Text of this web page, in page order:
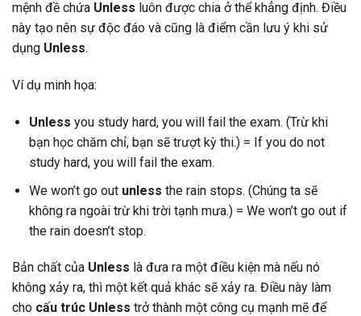
mệnh đề chứa Unless luôn được chia ở thể khẳng định. Điều
này tạo nên sự độc đáo và cũng là điểm cần lưu ý khi sử
dụng Unless.
Ví dụ minh họa:
Unless you study hard, you will fail the exam. (Trừ khi
bạn học chăm chỉ, bạn sẽ trượt kỳ thi.) = If you do not
study hard, you will fail the exam.
We won’t go out unless the rain stops. (Chúng ta sẽ
không ra ngoài trừ khi trời tạnh mưa.) = We won’t go out if
the rain doesn’t stop.
Bản chất của Unless là đưa ra một điều kiện mà nếu nó
không xảy ra, thì một kết quả khác sẽ xảy ra. Điều này làm
cho cấu trúc Unless trở thành một công cụ mạnh mẽ để